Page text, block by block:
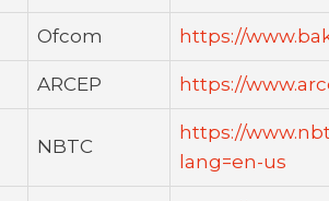
Ofcom https://
ARCEP https://
NBTC
https://
lang=en-us